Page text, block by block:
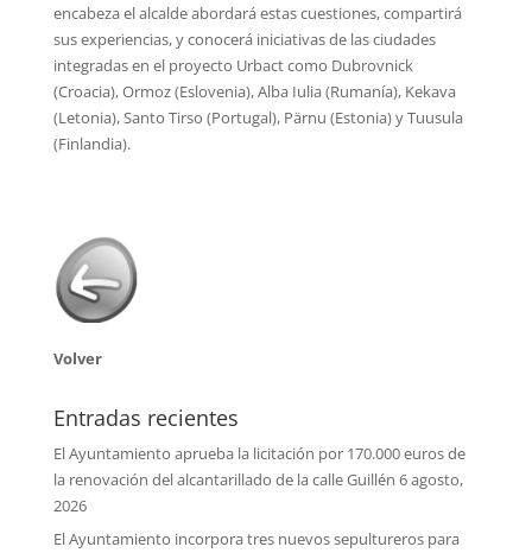
encabeza el alcalde abordará estas cuestiones, compartirá
sus experiencias, y conocerá iniciativas de las ciudades
integradas en el proyecto Urbact como Dubrovnick
(Croacia), Ormoz (Eslovenia), Alba Iulia (Rumanía), Kekava
(Letonia), Santo Tirso (Portugal), Pärnu (Estonia) y Tuusula
(Finlandia).
Volver
Entradas recientes
El Ayuntamiento aprueba la licitación por 170.000 euros de
la renovación del alcantarillado de la calle Guillén 6 agosto,
2026
El Ayuntamiento incorpora tres nuevos sepultureros para